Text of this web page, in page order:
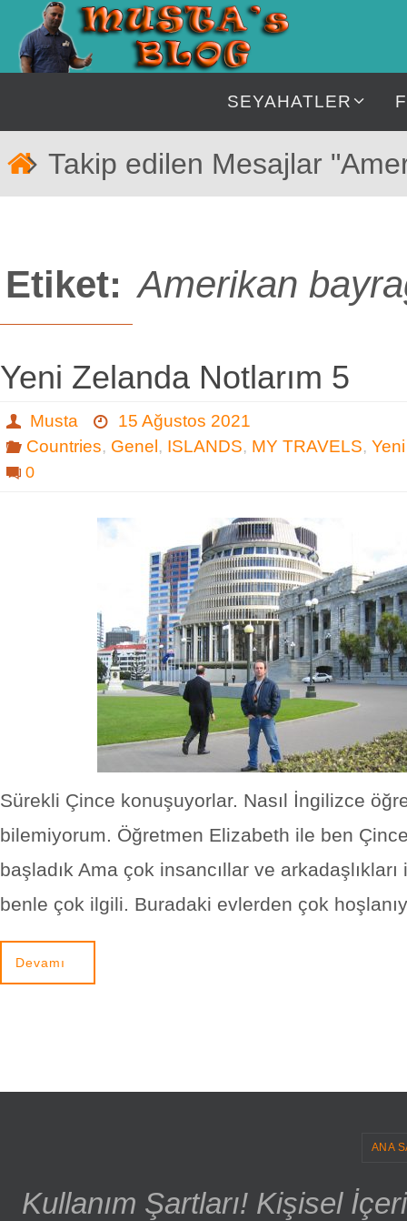
İçeriğe
geç
SEYAHATLER
Takip edilen Mesajlar
Etiket: Amerikan
Yeni Zelanda Notlarım 5
Musta
15 Ağustos 2021
Countries, Genel , ISLANDS, MY TRAVELS,
0
Sürekli Çince konuşuyorlar. Nasıl İngilizce
bilemiyorum. Öğretmen Elizabeth ile ben
başladık Ama çok insancıllar ve arkadaşlıkları
benle çok ilgili. Buradaki evlerden çok
Devamı
ANA
Kullanım Şartları! Kişisel